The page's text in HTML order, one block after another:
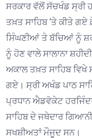
ਸਰਕਾਰ ਵੱਲੋਂ ਸੱਚਖੰਡ ਸ੍ਰੀ
ਤਖ਼ਤ ਸਾਹਿਬ ’ਤੇ ਕੀਤੇ
ਸਿੰਘਣੀਆਂ ਤੇ ਬੱਚਿਆਂ ਨੂੰ
ਨੂੰ ਹੋਣ ਵਾਲੇ ਸਾਲਾਨਾ
ਅਕਾਲ ਤਖ਼ਤ ਸਾਹਿਬ
ਗਏ। ਸ੍ਰੀ ਅਖੰਡ ਪਾਠ
ਪ੍ਰਧਾਨ ਐਡਵੋਕੇਟ
ਸਾਹਿਬ ਦੇ ਜਥੇਦਾਰ
ਸਖਸ਼ੀਅਤਾਂ ਮੌਜੂਦ ਸਨ।